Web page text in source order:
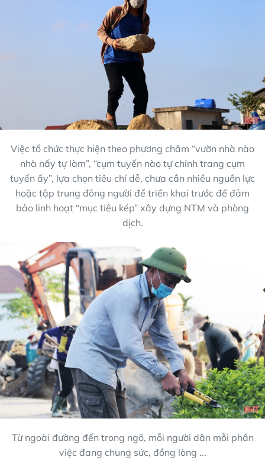
Việc tổ chức thực hiện theo phương châm “vườn nhà nào
nhà nấy tự làm”, “cụm tuyến nào tự chỉnh trang cụm
tuyến ấy”, lựa chọn tiêu chí dễ, chưa cần nhiều nguồn lực
hoặc tập trung đông người để triển khai trước để đảm
bảo linh hoạt “mục tiêu kép” xây dựng NTM và phòng
dịch.
Từ ngoài đường đến trong ngõ, mỗi người dân mỗi phần
việc đang chung sức, đồng lòng ...